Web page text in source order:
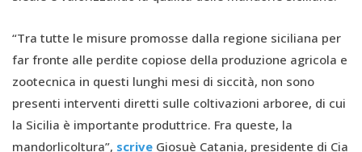
“Tra tutte le misure promosse dalla regione siciliana per
far fronte alle perdite copiose della produzione agricola e
zootecnica in questi lunghi mesi di siccità, non sono
presenti interventi diretti sulle coltivazioni arboree, di cui
la Sicilia è importante produttrice. Fra queste, la
mandorlicoltura”, scrive Giosuè Catania, presidente di Cia